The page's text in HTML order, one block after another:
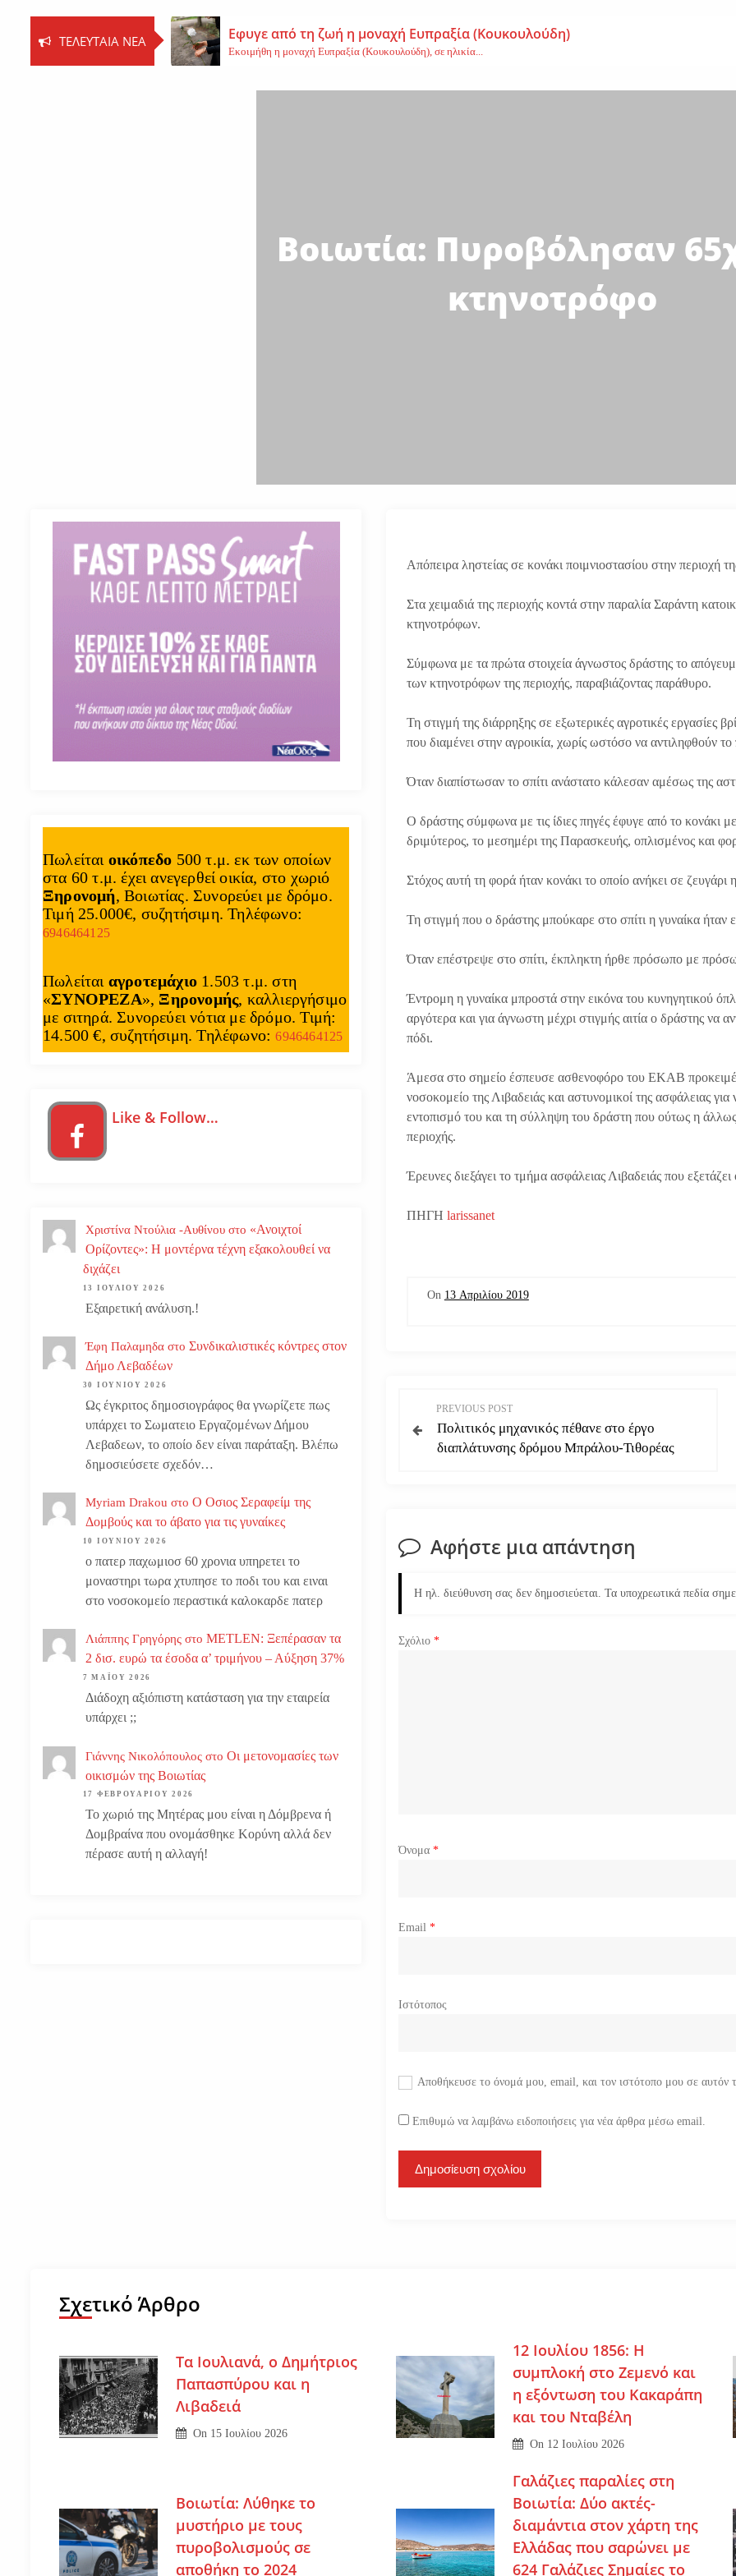
ΤΕΛΕΥΤΑΊΑ ΝΈΑ Εφυγε από τη ζωή η μοναχή Ευπραξία (Κουκουλούδη)
Εκοιμήθη η μοναχή Ευπραξία (Κουκουλούδη), σε ηλικία...
Νέο εργατικό δυστύχημα-Νεκρός 59χρονος πατέρας τριών παιδιών
Βοιωτία: Πυροβόλησαν
κτηνοτρόφο
Aπόπειρα ληστείας σε κονάκι ποιμνιοστασίου στην περιοχή
Στα χειμαδιά της περιοχής κοντά στην παραλία Σαράντη
κτηνοτρόφων.
Σύμφωνα με τα πρώτα στοιχεία άγνωστος δράστης το
των κτηνοτρόφων της περιοχής, παραβιάζοντας παράθυρο.
Τη στιγμή της διάρρηξης σε εξωτερικές αγροτικές εργασίες
που διαμένει στην αγροικία, χωρίς ωστόσο να αντιληφθούν
Όταν διαπίστωσαν το σπίτι ανάστατο κάλεσαν αμέσως της
Ο δράστης σύμφωνα με τις ίδιες πηγές έφυγε από το κονάκι
δριμύτερος, το μεσημέρι της Παρασκευής, οπλισμένος και
Στόχος αυτή τη φορά ήταν κονάκι το οποίο ανήκει σε
Τη στιγμή που ο δράστης μπούκαρε στο σπίτι η γυναίκα ήταν
Όταν επέστρεψε στο σπίτι, έκπληκτη ήρθε πρόσωπο με
Έντρομη η γυναίκα μπροστά στην εικόνα του κυνηγητικού
αργότερα και για άγνωστη μέχρι στιγμής αιτία ο δράστης να
πόδι.
Άμεσα στο σημείο έσπευσε ασθενοφόρο του ΕΚΑΒ
νοσοκομείο της Λιβαδειάς και αστυνομικοί της ασφάλειας
εντοπισμό του και τη σύλληψη του δράστη που ούτως η άλλως
περιοχής.
Έρευνες διεξάγει το τμήμα ασφάλειας Λιβαδειάς που
ΠΗΓΗ larissanet
On 13 Απριλίου 2019
λ
γ
η
σ
ω
PREVIOUS POST
Πολιτικός μηχανικός πέθανε στο έργο
διαπλάτυνσης δρόμου Μπράλου-Τιθορέας
Αφήστε μια απάντηση
Η ηλ. διεύθυνση σας δεν δημοσιεύεται. Τα υποχρεωτικά πεδία
Σχόλιο*
Όνομα*
Email*
Ιστότοπος
Αποθήκευσε το όνομά μου, email, και τον ιστότοπο μου σε αυτόν
Επιθυμώ να λαμβάνω ειδοποιήσεις για νέα άρθρα μέσω email.
Πωλείται οικόπεδο 500 τ.μ. εκ των οποίων
στα 60 τ.μ. έχει ανεγερθεί οικία, στο χωριό
Ξηρονομή, Βοιωτίας. Συνορεύει με δρόμο.
Τιμή 25.000€, συζητήσιμη. Τηλέφωνο:
6946464125
Πωλείται αγροτεμάχιο 1.503 τ.μ. στη
«ΣΥΝΟΡΕΖΑ», Ξηρονομής, καλλιεργήσιμο
με σιτηρά. Συνορεύει νότια με δρόμο. Τιμή:
14.500 €, συζητήσιμη. Τηλέφωνο:6946464125
Like & Follow…
Χριστίνα Ντούλια -Αυθίνου στο «Ανοιχτοί
Ορίζοντες»: Η μοντέρνα τέχνη εξακολουθεί να
διχάζει
13 ΙΟΥΛΊΟΥ 2026
Εξαιρετική ανάλυση.!
Έφη Παλαμηδα στο Συνδικαλιστικές κόντρες στον
Δήμο Λεβαδέων
30 ΙΟΥΝΊΟΥ 2026
Ως έγκριτος δημοσιογράφος θα γνωρίζετε πως
υπάρχει το Σωματειο Εργαζομένων Δήμου
Λεβαδεων, το οποίο δεν είναι παράταξη. Βλέπω
δημοσιεύσετε σχεδόν…
Myriam Drakou στο Ο Οσιος Σεραφείμ της
Δομβούς και το άβατο για τις γυναίκες
10 ΙΟΥΝΊΟΥ 2026
ο πατερ παχωμιοσ 60 χρονια υπηρετει το
μοναστηρι τωρα χτυπησε το ποδι του και ειναι
στο νοσοκομείο περαστικά καλοκαρδε πατερ
Λιάππης Γρηγόρης στο METLEN: Ξεπέρασαν τα
2 δισ. ευρώ τα έσοδα α’ τριμήνου – Αύξηση 37%
7 ΜΑΪ́ΟΥ 2026
Διάδοχη αξιόπιστη κατάσταση για την εταιρεία
υπάρχει ;;
Γιάννης Νικολόπουλος στο Οι μετονομασίες των
οικισμών της Βοιωτίας
17 ΦΕΒΡΟΥΑΡΊΟΥ 2026
Το χωριό της Μητέρας μου είναι η Δόμβρενα ή
Δομβραίνα που ονομάσθηκε Κορύνη αλλά δεν
πέρασε αυτή η αλλαγή!
Σχετικό Άρθρο
Τα Ιουλιανά, ο Δημήτριος
Παπασπύρου και η
Λιβαδειά
On 15 Ιουλίου 2026
12 Ιουλίου 1856: Η
συμπλοκή στο Ζεμενό και
η εξόντωση του Κακαράπη
και του Νταβέλη
On 12 Ιουλίου 2026
Βοιωτία: Λύθηκε το
μυστήριο με τους
πυροβολισμούς σε
αποθήκη το 2024
Γαλάζιες παραλίες στη
Βοιωτία: Δύο ακτές-
διαμάντια στον χάρτη της
Ελλάδας που σαρώνει με
624 Γαλάζιες Σημαίες το